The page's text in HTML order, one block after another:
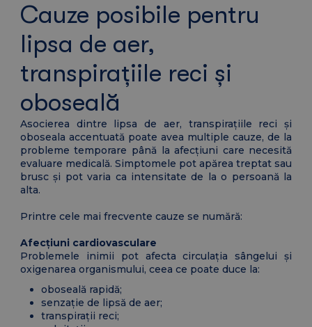
Cauze posibile pentru
lipsa de aer,
transpirațiile reci și
oboseală
Asocierea dintre lipsa de aer, transpirațiile reci și
oboseala accentuată poate avea multiple cauze, de la
probleme temporare până la afecțiuni care necesită
evaluare medicală. Simptomele pot apărea treptat sau
brusc și pot varia ca intensitate de la o persoană la
alta.
Printre cele mai frecvente cauze se numără:
Afecțiuni cardiovasculare
Problemele inimii pot afecta circulația sângelui și
oxigenarea organismului, ceea ce poate duce la:
oboseală rapidă;
senzație de lipsă de aer;
transpirații reci;